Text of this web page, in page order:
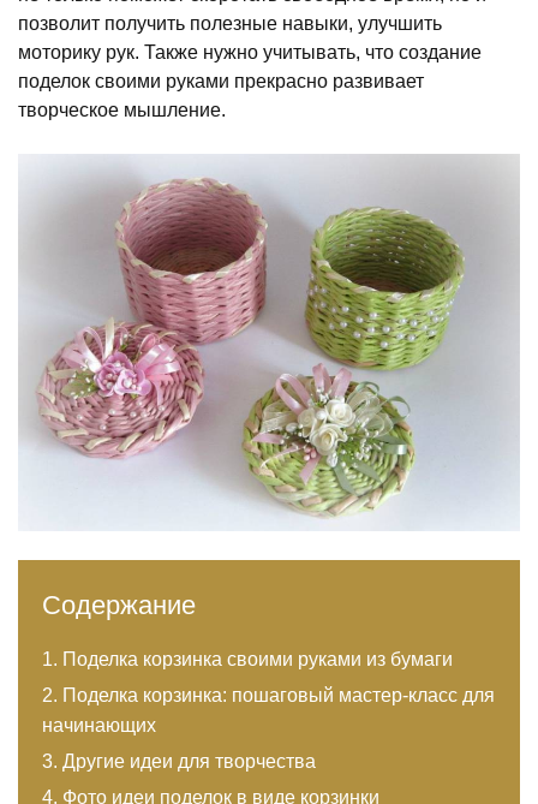
позволит получить полезные навыки, улучшить
моторику рук. Также нужно учитывать, что создание
поделок своими руками прекрасно развивает
творческое мышление.
Содержание
Поделка корзинка своими руками из бумаги
Поделка корзинка: пошаговый мастер-класс для
начинающих
Другие идеи для творчества
Фото идеи поделок в виде корзинки